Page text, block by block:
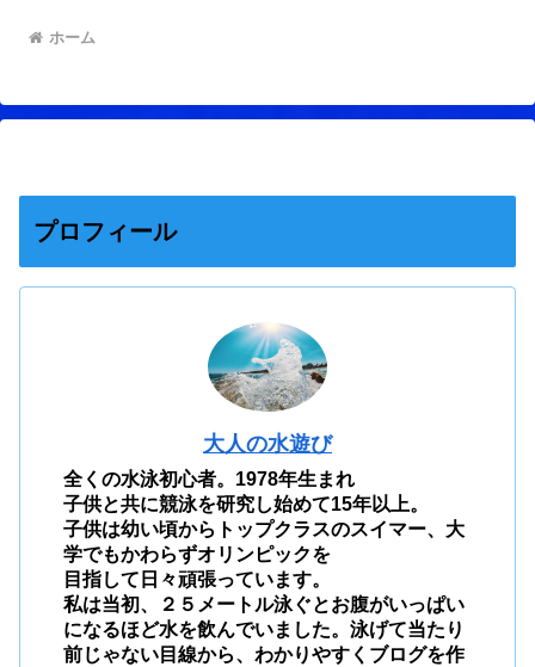
ホーム
プロフィール
大人の水遊び
全くの水泳初心者。1978年生まれ
子供と共に競泳を研究し始めて15年以上。
子供は幼い頃からトップクラスのスイマー、大
学でもかわらずオリンピックを
目指して日々頑張っています。
私は当初、２５メートル泳ぐとお腹がいっぱい
になるほど水を飲んでいました。泳げて当たり
前じゃない目線から、わかりやすくブログを作